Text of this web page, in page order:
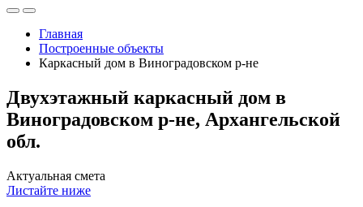
Главная
Построенные объекты
Каркасный дом в Виноградовском р-не
Двухэтажный каркасный дом в
Виноградовском р-не, Архангельской
обл.
Актуальная смета
Листайте ниже